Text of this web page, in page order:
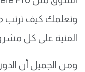
وتعلمك كيف
الفنية على كل